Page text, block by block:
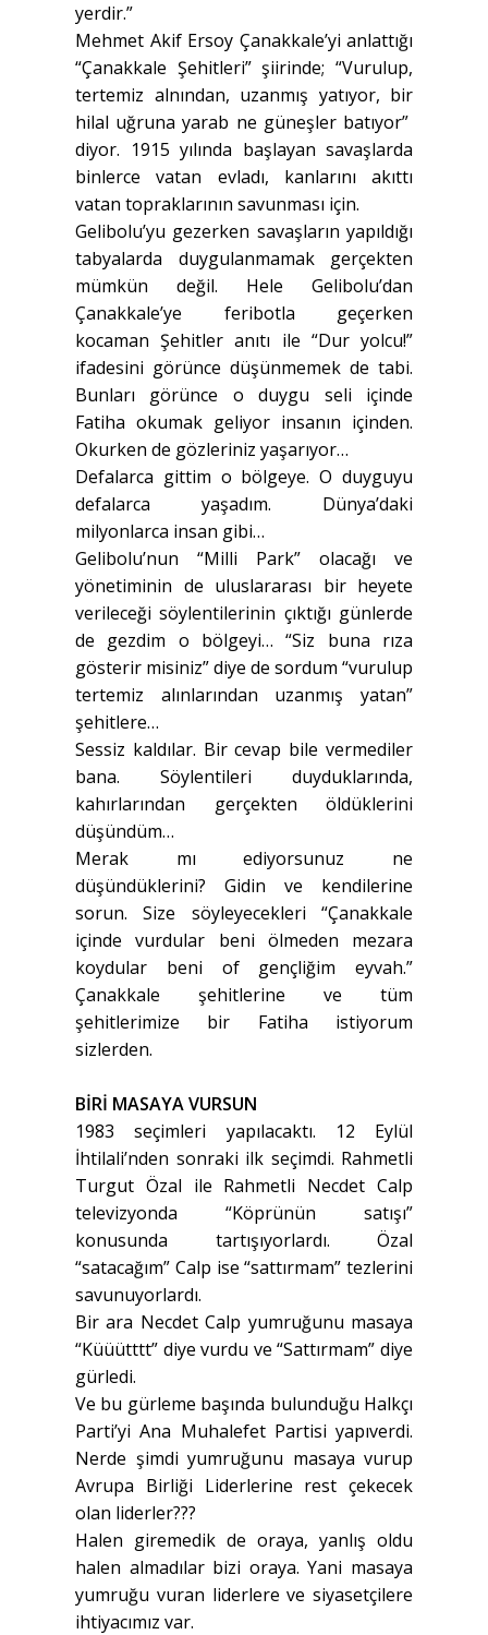
yerdir.”
Mehmet Akif Ersoy Çanakkale’yi anlattığı
“Çanakkale Şehitleri” şiirinde; “Vurulup,
tertemiz alnından, uzanmış yatıyor, bir
hilal uğruna yarab ne güneşler batıyor”
diyor. 1915 yılında başlayan savaşlarda
binlerce vatan evladı, kanlarını akıttı
vatan topraklarının savunması için.
Gelibolu’yu gezerken savaşların yapıldığı
tabyalarda duygulanmamak gerçekten
mümkün değil. Hele Gelibolu’dan
Çanakkale’ye feribotla geçerken
kocaman Şehitler anıtı ile “Dur yolcu!”
ifadesini görünce düşünmemek de tabi.
Bunları görünce o duygu seli içinde
Fatiha okumak geliyor insanın içinden.
Okurken de gözleriniz yaşarıyor…
Defalarca gittim o bölgeye. O duyguyu
defalarca yaşadım. Dünya’daki
milyonlarca insan gibi…
Gelibolu’nun “Milli Park” olacağı ve
yönetiminin de uluslararası bir heyete
verileceği söylentilerinin çıktığı günlerde
de gezdim o bölgeyi… “Siz buna rıza
gösterir misiniz” diye de sordum “vurulup
tertemiz alınlarından uzanmış yatan”
şehitlere…
Sessiz kaldılar. Bir cevap bile vermediler
bana. Söylentileri duyduklarında,
kahırlarından gerçekten öldüklerini
düşündüm…
Merak mı ediyorsunuz ne
düşündüklerini? Gidin ve kendilerine
sorun. Size söyleyecekleri “Çanakkale
içinde vurdular beni ölmeden mezara
koydular beni of gençliğim eyvah.”
Çanakkale şehitlerine ve tüm
şehitlerimize bir Fatiha istiyorum
sizlerden.
BİRİ MASAYA VURSUN
1983 seçimleri yapılacaktı. 12 Eylül
İhtilali’nden sonraki ilk seçimdi. Rahmetli
Turgut Özal ile Rahmetli Necdet Calp
televizyonda “Köprünün satışı”
konusunda tartışıyorlardı. Özal
“satacağım” Calp ise “sattırmam” tezlerini
savunuyorlardı.
Bir ara Necdet Calp yumruğunu masaya
“Küüütttt” diye vurdu ve “Sattırmam” diye
gürledi.
Ve bu gürleme başında bulunduğu Halkçı
Parti’yi Ana Muhalefet Partisi yapıverdi.
Nerde şimdi yumruğunu masaya vurup
Avrupa Birliği Liderlerine rest çekecek
olan liderler???
Halen giremedik de oraya, yanlış oldu
halen almadılar bizi oraya. Yani masaya
yumruğu vuran liderlere ve siyasetçilere
ihtiyacımız var.